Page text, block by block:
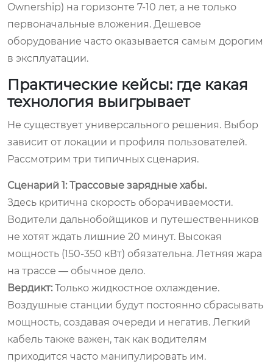
Ownership) на горизонте 7-10 лет, а не только
первоначальные вложения. Дешевое
оборудование часто оказывается самым дорогим
в эксплуатации.
Практические кейсы: где какая
технология выигрывает
Не существует универсального решения. Выбор
зависит от локации и профиля пользователей.
Рассмотрим три типичных сценария.
Сценарий 1: Трассовые зарядные хабы.
Здесь критична скорость оборачиваемости.
Водители дальнобойщиков и путешественников
не хотят ждать лишние 20 минут. Высокая
мощность (150-350 кВт) обязательна. Летняя жара
на трассе — обычное дело.
Вердикт: Только жидкостное охлаждение.
Воздушные станции будут постоянно сбрасывать
мощность, создавая очереди и негатив. Легкий
кабель также важен, так как водителям
приходится часто манипулировать им.